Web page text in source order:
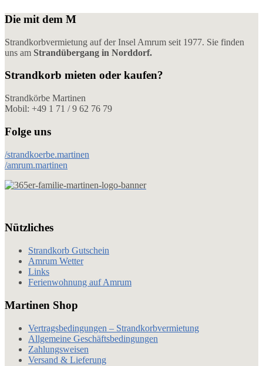
Die mit dem M
Strandkorbvermietung auf der Insel Amrum seit 1977. Sie finden
uns am Strandübergang in Norddorf.
Strandkorb mieten oder kaufen?
Strandkörbe Martinen
Mobil: +49 1 71 / 9 62 76 79
Folge uns
/strandkoerbe.martinen
/amrum.martinen
Nützliches
Strandkorb Gutschein
Amrum Wetter
Links
Ferienwohnung auf Amrum
Martinen Shop
Vertragsbedingungen – Strandkorbvermietung
Allgemeine Geschäftsbedingungen
Zahlungsweisen
Versand & Lieferung